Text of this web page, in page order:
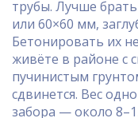
трубы. Лучше
или 60×60 мм,
Бетонировать их
живёте в районе с
пучинистым
сдвинется. Вес
забора — около